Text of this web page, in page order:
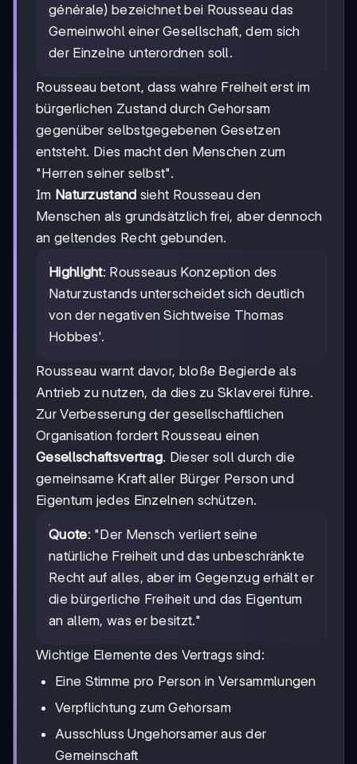
générale) bezeichnet bei Rousseau das
Gemeinwohl einer Gesellschaft, dem sich
der Einzelne unterordnen soll.
Rousseau betont, dass wahre Freiheit erst im
bürgerlichen Zustand durch Gehorsam
gegenüber selbstgegebenen Gesetzen
entsteht. Dies macht den Menschen zum
"Herren seiner selbst".
Im Naturzustand sieht Rousseau den
Menschen als grundsätzlich frei, aber dennoch
an geltendes Recht gebunden.
Highlight: Rousseaus Konzeption des
Naturzustands unterscheidet sich deutlich
von der negativen Sichtweise Thomas
Hobbes'.
Rousseau warnt davor, bloße Begierde als
Antrieb zu nutzen, da dies zu Sklaverei führe.
Zur Verbesserung der gesellschaftlichen
Organisation fordert Rousseau einen
Gesellschaftsvertrag. Dieser soll durch die
gemeinsame Kraft aller Bürger Person und
Eigentum jedes Einzelnen schützen.
Quote: "Der Mensch verliert seine
natürliche Freiheit und das unbeschränkte
Recht auf alles, aber im Gegenzug erhält er
die bürgerliche Freiheit und das Eigentum
an allem, was er besitzt."
Wichtige Elemente des Vertrags sind:
Eine Stimme pro Person in Versammlungen
Verpflichtung zum Gehorsam
Ausschluss Ungehorsamer aus der
Gemeinschaft